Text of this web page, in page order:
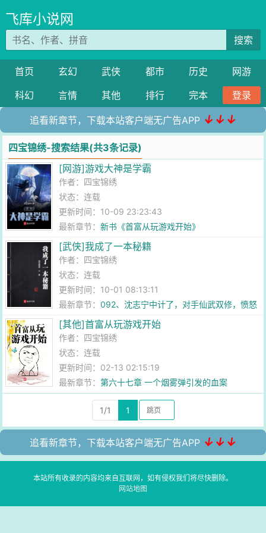
飞库小说网
搜索
首页 玄幻 武侠 都市 历史
网游
科幻
言情 其他 排行 完本 登录
追看新章节，下载本站客户端无广告APP ↓↓↓
四宝锦绣-搜索结果(共3条记录)
[网游]游戏大神是学霸
作者： 四宝锦绣
状态：连载
更新时间：10-09 23:23:43
最新章节：新书《首富从玩游戏开始》
[武侠]我成了一本秘籍
作者： 四宝锦绣
状态：连载
更新时间：10-01 08:13:11
最新章节：092、沈志宁中计了，对手仙武双修，愤怒
火神拳出
[其他]首富从玩游戏开始
作者： 四宝锦绣
状态：连载
更新时间：02-13 02:15:19
最新章节：第六十七章 一个烟雾弹引发的血案
1/1 1
追看新章节，下载本站客户端无广告APP ↓↓↓
本站所有收录的内容均来自互联网，如有侵权我们将尽快删除。
网站地图